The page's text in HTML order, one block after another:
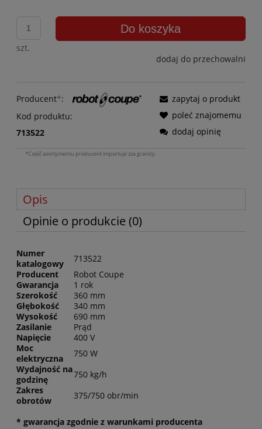
szt.
Do koszyka
dodaj do przechowalni
Producent*:
Kod produktu:
713522
zapytaj o produkt
poleć znajomemu
dodaj opinię
*Część asortymentu producent importuje zza granicy.
Opis
Opinie o produkcie (0)
Numer
katalogowy
713522
Producent
Robot Coupe
Gwarancja
1 rok
Szerokość
360 mm
Głębokość
340 mm
Wysokość
690 mm
Zasilanie
Prąd
Napięcie
400 V
Moc
elektryczna
750 W
Wydajność na
godzinę
750 kg/h
Zakres
obrotów
375/750 obr/min
* gwarancja zgodnie z warunkami producenta